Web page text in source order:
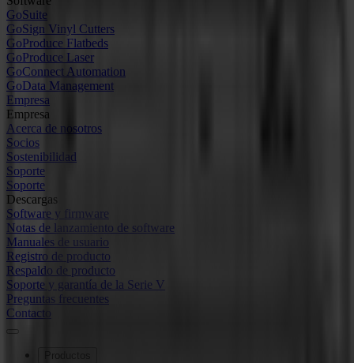
GoSuite
GoSign Vinyl Cutters
GoProduce Flatbeds
GoProduce Laser
GoConnect Automation
GoData Management
Empresa
Empresa
Acerca de nosotros
Socios
Sostenibilidad
Soporte
Soporte
Descargas
Software y firmware
Notas de lanzamiento de software
Manuales de usuario
Registro de producto
Respaldo de producto
Soporte y garantía de la Serie V
Preguntas frecuentes
Contacto
Productos